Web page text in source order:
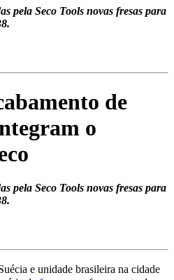
pela Seco Tools novas fresas para
de
o
pela Seco Tools novas fresas para
e unidade brasileira na cidade